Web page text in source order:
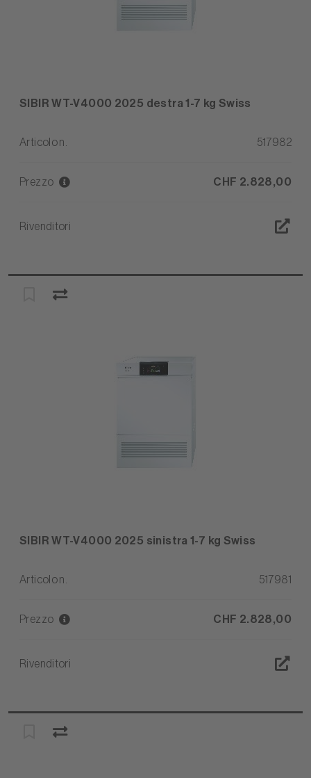
SIBIR WT-V4000 2025 destra 1-7 kg Swiss
Articolo n. 517982
Prezzo CHF 2.828,00
Rivenditori
SIBIR WT-V4000 2025 sinistra 1-7 kg Swiss
Articolo n. 517981
Prezzo CHF 2.828,00
Rivenditori